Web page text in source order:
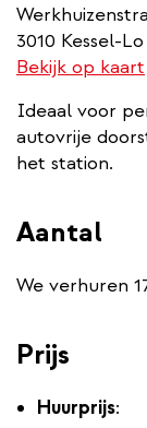
3010 Kessel-Lo
Bekijk op kaart
Ideaal voor
autovrije
het station.
Aantal
We verhuren
Prijs
Huurprijs: